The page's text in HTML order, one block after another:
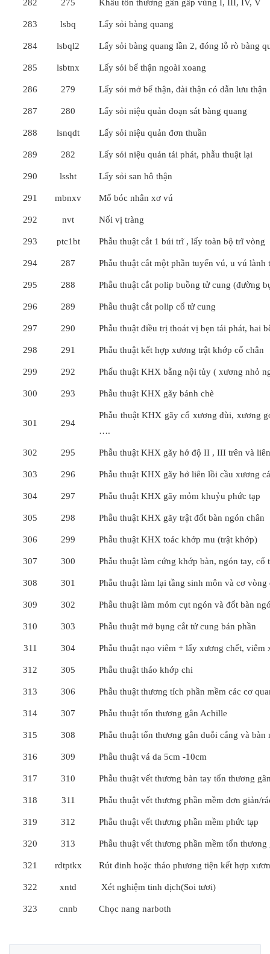
282 275 Khâu tổn thương gân gấp vùng I, III, IV, V
283 lsbq Lấy sỏi bàng quang
284 lsbql2 Lấy sỏi bàng quang lần 2, đóng lỗ rò bàng
285 lsbtnx Lấy sỏi bể thận ngoài xoang
286 279 Lấy sỏi mở bể thận, đài thận có dẫn lưu thận
287 280 Lấy sỏi niệu quản đoạn sát bàng quang
288 lsnqdt Lấy sỏi niệu quản đơn thuần
289 282 Lấy sỏi niệu quản tái phát, phẫu thuật lại
290 lssht Lấy sỏi san hô thận
291 mbnxv Mổ bóc nhân xơ vú
292 nvt Nối vị tràng
293 ptc1bt Phẫu thuật cắt 1 búi trĩ , lấy toàn bộ trĩ vòng
294 287 Phẫu thuật cắt một phần tuyến vú, u vú lành
295 288 Phẫu thuật cắt polip buồng tử cung (đường
296 289 Phẫu thuật cắt polip cổ tử cung
297 290 Phẫu thuật điều trị thoát vị bẹn tái phát, hai
298 291 Phẫu thuật kết hợp xương trật khớp cổ chân
299 292 Phẩu thuật KHX bằng nội tủy ( xương nhỏ
300 293 Phẫu thuật KHX gãy bánh chè
301 294
Phẫu thuật KHX gãy cổ xương đùi, xương
….
302 295 Phẫu thuật KHX gãy hở độ II , III trên và
303 296 Phẫu thuật KHX gãy hở liên lồi cầu xương
304 297 Phẫu thuật KHX gãy mỏm khuỷu phức tạp
305 298 Phẫu thuật KHX gãy trật đốt bàn ngón chân
306 299 Phẫu thuật KHX toác khớp mu (trật khớp)
307 300 Phẫu thuật làm cứng khớp bàn, ngón tay, cổ
308 301 Phẫu thuật làm lại tầng sinh môn và cơ vòng
309 302 Phẫu thuật làm mỏm cụt ngón và đốt bàn
310 303 Phẫu thuật mở bụng cắt tử cung bán phần
311 304 Phẫu thuật nạo viêm + lấy xương chết, viêm
312 305 Phẫu thuật tháo khớp chi
313 306 Phẫu thuật thương tích phần mềm các cơ
314 307 Phẫu thuật tổn thương gân Achille
315 308 Phẫu thuật tổn thương gân duỗi cẳng và bàn
316 309 Phẫu thuật vá da 5cm -10cm
317 310 Phẫu thuật vết thương bàn tay tổn thương
318 311 Phẫu thuật vết thương phần mềm đơn giản/
319 312 Phẫu thuật vết thương phần mềm phức tạp
320 313 Phẫu thuật vết thương phần mềm tổn thương
321 rdtptkx Rút đinh hoặc tháo phương tiện kết hợp
322 xntd Xét nghiệm tinh dịch(Soi tươi)
323 cnnb Chọc nang narboth